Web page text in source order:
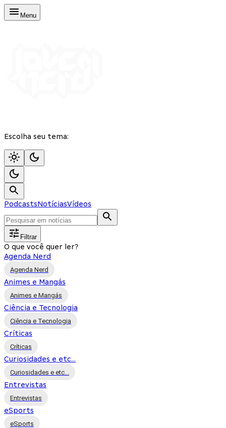
Menu
Escolha seu tema:
PodcastsNotíciasVídeos
Filtrar
O que você quer ler?
Agenda Nerd
Agenda Nerd
Animes e Mangás
Animes e Mangás
Ciência e Tecnologia
Ciência e Tecnologia
Críticas
Críticas
Curiosidades e etc...
Curiosidades e etc...
Entrevistas
Entrevistas
eSports
eSports